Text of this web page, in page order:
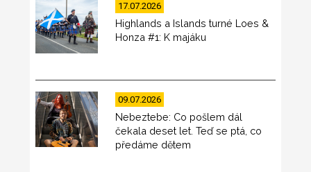
17.07.2026
Highlands a Islands turné Loes &
Honza #1: K majáku
09.07.2026
Nebeztebe: Co pošlem dál
čekala deset let. Teď se ptá, co
předáme dětem